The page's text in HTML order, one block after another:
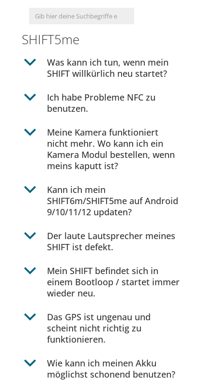
SHIFT5me
b
Was kann ich tun, wenn mein
SHIFT willkürlich neu startet?
b
Ich habe Probleme NFC zu
benutzen.
b
Meine Kamera funktioniert
nicht mehr. Wo kann ich ein
Kamera Modul bestellen, wenn
meins kaputt ist?
b
Kann ich mein
SHIFT6m/SHIFT5me auf Android
9/10/11/12 updaten?
b
Der laute Lautsprecher meines
SHIFT ist defekt.
b
Mein SHIFT befindet sich in
einem Bootloop / startet immer
wieder neu.
b
Das GPS ist ungenau und
scheint nicht richtig zu
funktionieren.
b
Wie kann ich meinen Akku
möglichst schonend benutzen?